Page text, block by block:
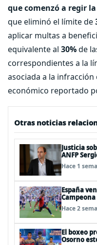
que comenzó a regir
que eliminó el límite de
aplicar multas a
equivalente al 30%de
correspondientes a la
asociada a la
económico reportado
Otras noticias
Justicia
ANFP
Hace 1
España
Campeona
Hace 2
El boxeo
Osorno